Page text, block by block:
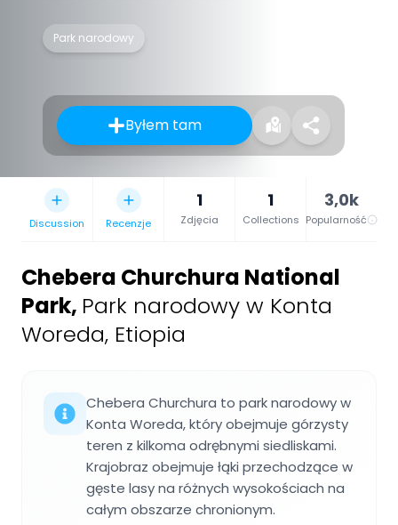
Park narodowy
Byłem tam
Discussion Recenzje
1
Zdjęcia
1
Collections
3,0k
Popularność
Chebera Churchura National
Park, Park narodowy w Konta
Woreda, Etiopia
Chebera Churchura to park narodowy w
Konta Woreda, który obejmuje górzysty
teren z kilkoma odrębnymi siedliskami.
Krajobraz obejmuje łąki przechodzące w
gęste lasy na różnych wysokościach na
całym obszarze chronionym.